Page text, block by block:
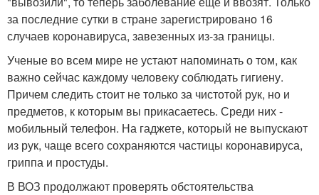
за последние сутки в стране зарегистрировано 16
случаев коронавируса, завезенных из-за границы.
Ученые во всем мире не устают напоминать о том, как
важно сейчас каждому человеку соблюдать гигиену.
Причем следить стоит не только за чистотой рук, но и
предметов, к которым вы прикасаетесь. Среди них -
мобильный телефон. На гаджете, который не выпускают
из рук, чаще всего сохраняются частицы коронавируса,
гриппа и простуды.
В ВОЗ продолжают проверять обстоятельства